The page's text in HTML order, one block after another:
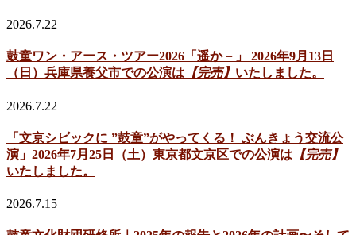
2026.7.22
鼓童ワン・アース・ツアー2026「遥か－」 2026年9月13日
（日）兵庫県養父市での公演は 【完売】 いたしました。
2026.7.22
「文京シビックに ”鼓童”がやってくる！ ぶんきょう交流公
演」2026年7月25日（土）東京都文京区での公演は 【完売】
いたしました。
2026.7.15